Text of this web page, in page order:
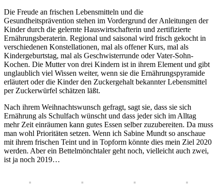
Die Freude an frischen Lebensmitteln und die
Gesundheitsprävention stehen im Vordergrund der Anleitungen der
Kinder durch die gelernte Hauswirtschafterin und zertifizierte
Ernährungsberaterin. Regional und saisonal wird frisch gekocht in
verschiedenen Konstellationen, mal als offener Kurs, mal als
Kindergeburtstag, mal als Geschwisterrunde oder Vater-Sohn-
Kochen. Die Mutter von drei Kindern ist in ihrem Element und gibt
unglaublich viel Wissen weiter, wenn sie die Ernährungspyramide
erläutert oder die Kinder den Zuckergehalt bekannter Lebensmittel
per Zuckerwürfel schätzen läßt.
Nach ihrem Weihnachtswunsch gefragt, sagt sie, dass sie sich
Ernährung als Schulfach wünscht und dass jeder sich im Alltag
mehr Zeit einräumen kann gutes Essen selber zuzubereiten. Da muss
man wohl Prioritäten setzen. Wenn ich Sabine Mundt so anschaue
mit ihrem frischen Teint und in Topform könnte dies mein Ziel 2020
werden. Aber ein Bettelmönchtaler geht noch, vielleicht auch zwei,
ist ja noch 2019…